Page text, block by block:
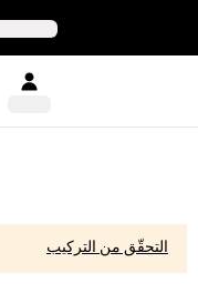
التحقّق من التركيب